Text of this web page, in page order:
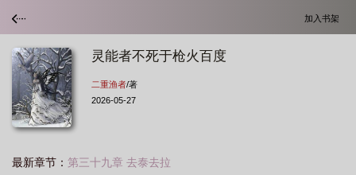
加入书架
灵能者不死于枪火百度
二重渔者/著
2026-05-27
最新章节： 第三十九章 去泰去拉